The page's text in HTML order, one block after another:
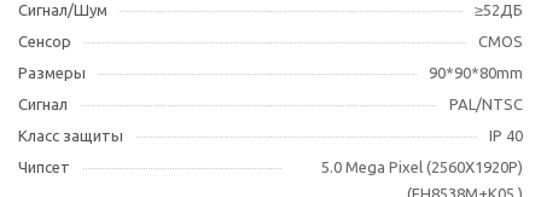
Сигнал/Шум
≥52ДБ
Сенсор
CMOS
Размеры
90*90*80mm
Сигнал
PAL/NTSC
Класс защиты
IP 40
Чипсет
5.0 Mega Pixel (2560X1920P)
(FH8538M+K05 )